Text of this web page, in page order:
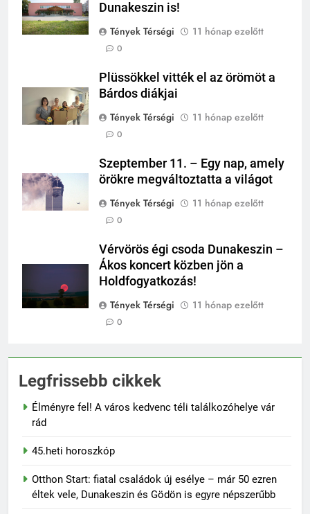
Dunakeszin is!
Tények Térségi
11 hónap ezelőtt
0
Plüssökkel vitték el az örömöt a
Bárdos diákjai
Tények Térségi
11 hónap ezelőtt
0
Szeptember 11. – Egy nap, amely
örökre megváltoztatta a világot
Tények Térségi
11 hónap ezelőtt
0
Vérvörös égi csoda Dunakeszin –
Ákos koncert közben jön a
Holdfogyatkozás!
Tények Térségi
11 hónap ezelőtt
0
Legfrissebb cikkek
Élményre fel! A város kedvenc téli találkozóhelye vár
rád
45.heti horoszkóp
Otthon Start: fiatal családok új esélye – már 50 ezren
éltek vele, Dunakeszin és Gödön is egyre népszerűbb